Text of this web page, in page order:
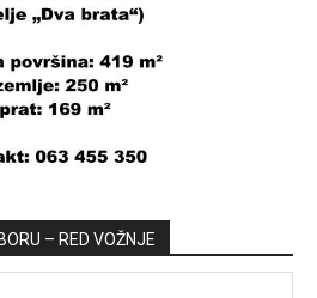
– RED VOŽNJE